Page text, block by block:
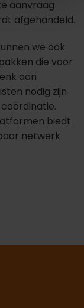
aanvraag
afgehandeld.
we ook
die voor
aan
nodig zijn
biedt
netwerk